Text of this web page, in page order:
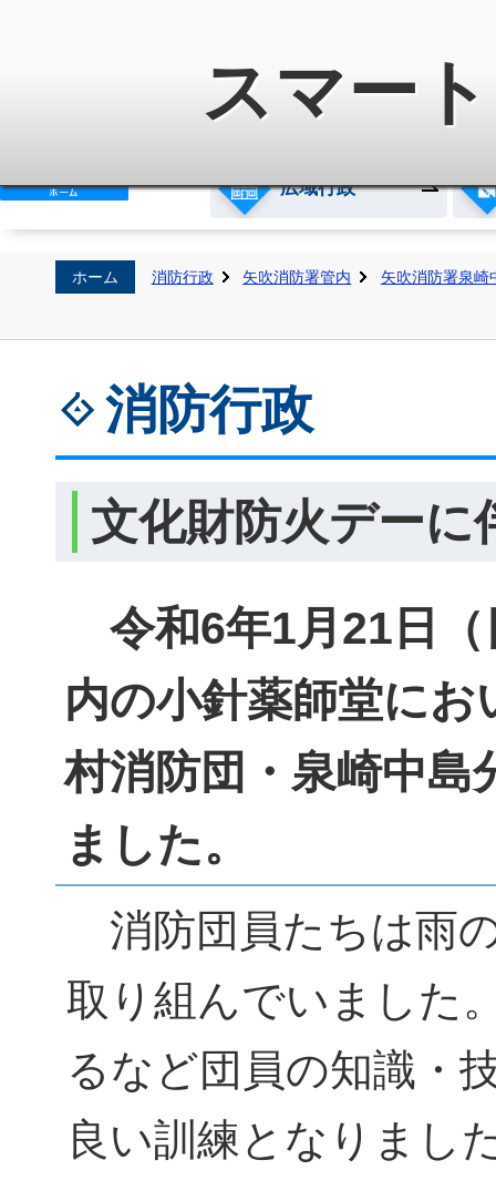
スマー
広域行政
ホーム 消防行政 矢吹消防署管内 矢吹消防署泉崎
消防行政
文化財防火デーに
令和6年1月21日（
内の小針薬師堂に
村消防団・泉崎中島
ました。
消防団員たちは雨
取り組んでいました
るなど団員の知識・
良い訓練となりまし